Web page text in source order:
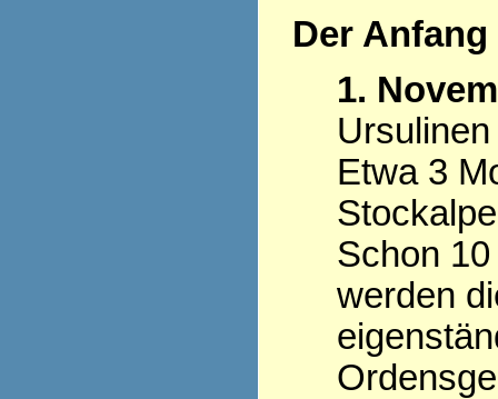
Der Anfang
1.
Etwa 3
Schon
werden